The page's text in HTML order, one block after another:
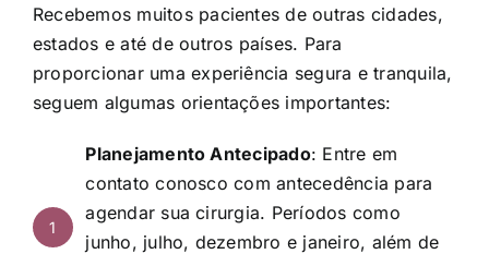
Recebemos muitos pacientes de outras cidades,
estados e até de outros países. Para
proporcionar uma experiência segura e tranquila,
seguem algumas orientações importantes:
1
Planejamento Antecipado: Entre em
contato conosco com antecedência para
agendar sua cirurgia. Períodos como
junho, julho, dezembro e janeiro, além de